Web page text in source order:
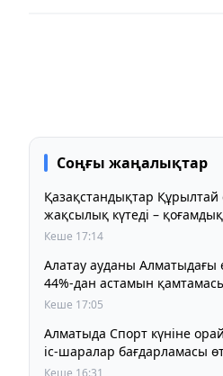
Соңғы жаңалықтар
Қазақстандықтар
жақсылық күтеді – қоғамдық
Кеше 17:14
Алатау ауданы Алматыдағы
44%-дан астамын
Кеше 17:05
Алматыда Спорт күніне
іс-шаралар бағдарламасы